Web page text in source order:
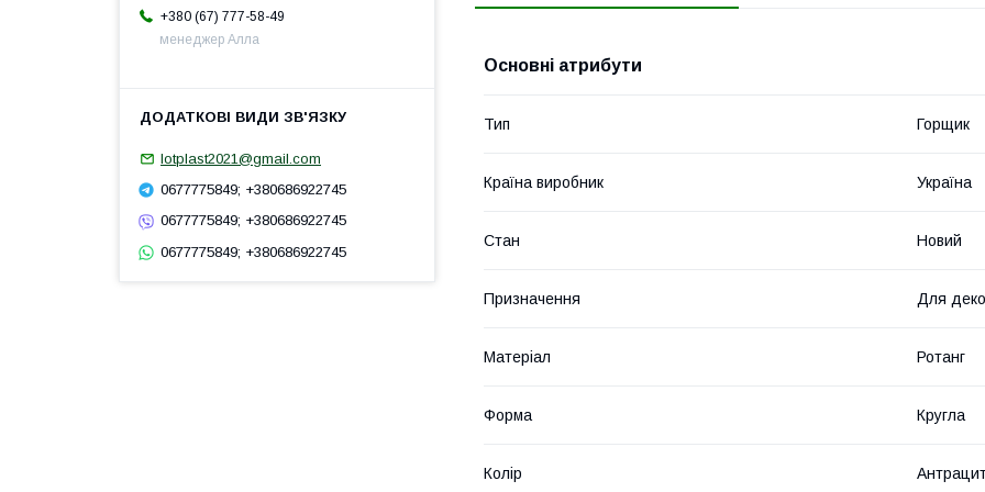
Основні атрибути
Тип Горщик
Країна виробник Україна
Стан Новий
Призначення Для
Матеріал Ротанг
Форма Кругла
Колір
+380 (67) 777-58-49
менеджер Алла
lotplast2021@gmail.com
0677775849; +380686922745
0677775849; +380686922745
0677775849; +380686922745